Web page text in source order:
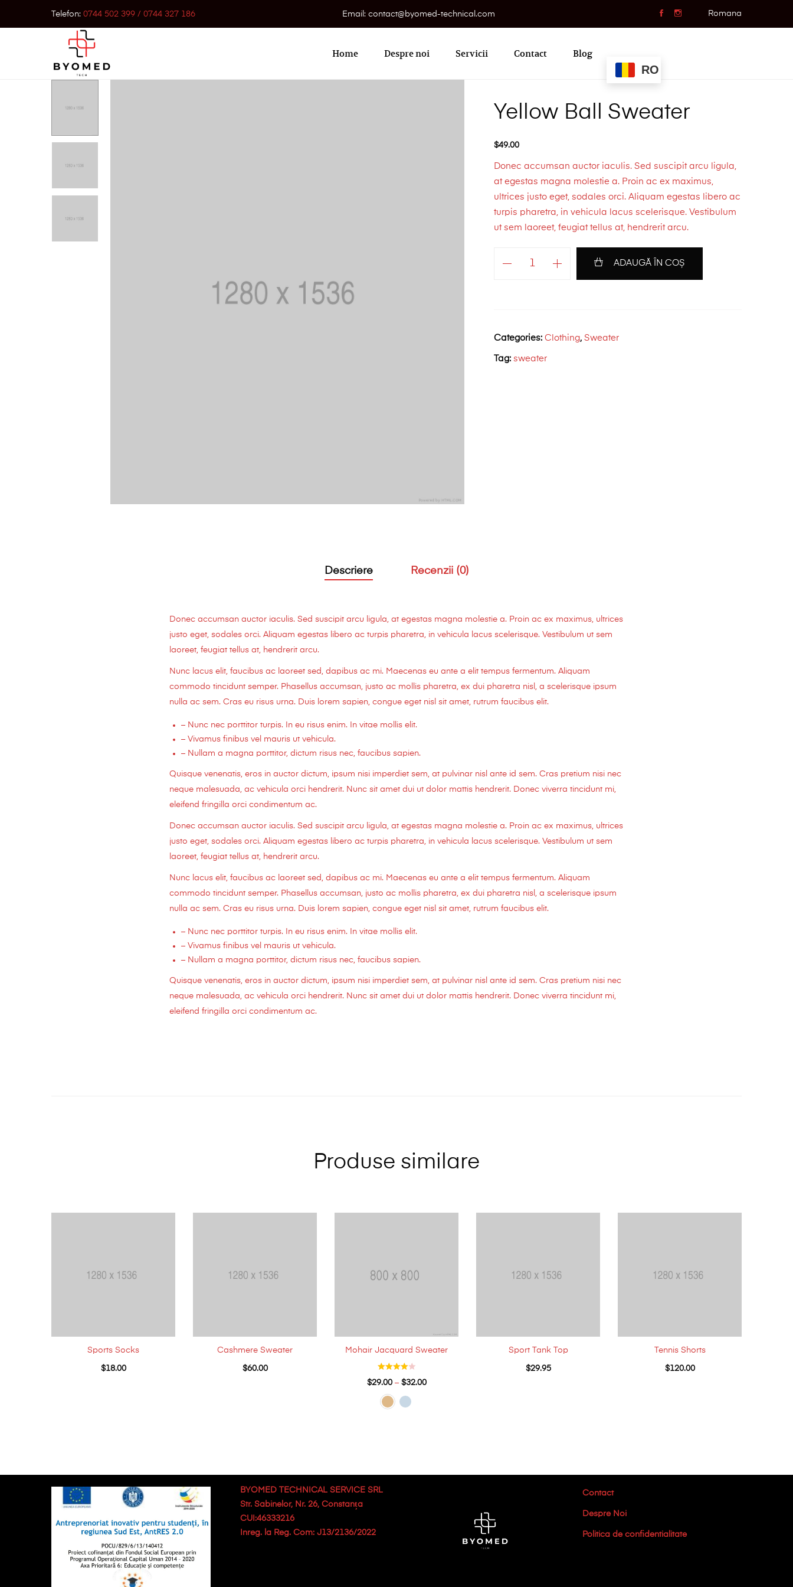
Telefon: 0744 502 399 / 0744 327 186 Email: contact@byomed-technical.com Romana
MenuHome Despre noi Servicii Contact Blog
RO
Yellow Ball Sweater
$49.00
Donec accumsan auctor iaculis. Sed suscipit arcu ligula,
at egestas magna molestie a. Proin ac ex maximus,
ultrices justo eget, sodales orci. Aliquam egestas libero ac
turpis pharetra, in vehicula lacus scelerisque. Vestibulum
ut sem laoreet, feugiat tellus at, hendrerit arcu.
ADAUGĂ ÎN COȘ
Categories: Clothing, Sweater
Tag: sweater
Descriere Recenzii (0)
Donec accumsan auctor iaculis. Sed suscipit arcu ligula, at egestas magna molestie a. Proin ac ex maximus, ultrices
justo eget, sodales orci. Aliquam egestas libero ac turpis pharetra, in vehicula lacus scelerisque. Vestibulum ut sem
laoreet, feugiat tellus at, hendrerit arcu.
Nunc lacus elit, faucibus ac laoreet sed, dapibus ac mi. Maecenas eu ante a elit tempus fermentum. Aliquam
commodo tincidunt semper. Phasellus accumsan, justo ac mollis pharetra, ex dui pharetra nisl, a scelerisque ipsum
nulla ac sem. Cras eu risus urna. Duis lorem sapien, congue eget nisl sit amet, rutrum faucibus elit.
– Nunc nec porttitor turpis. In eu risus enim. In vitae mollis elit.
– Vivamus finibus vel mauris ut vehicula.
– Nullam a magna porttitor, dictum risus nec, faucibus sapien.
Quisque venenatis, eros in auctor dictum, ipsum nisi imperdiet sem, at pulvinar nisl ante id sem. Cras pretium nisi nec
neque malesuada, ac vehicula orci hendrerit. Nunc sit amet dui ut dolor mattis hendrerit. Donec viverra tincidunt mi,
eleifend fringilla orci condimentum ac.
Donec accumsan auctor iaculis. Sed suscipit arcu ligula, at egestas magna molestie a. Proin ac ex maximus, ultrices
justo eget, sodales orci. Aliquam egestas libero ac turpis pharetra, in vehicula lacus scelerisque. Vestibulum ut sem
laoreet, feugiat tellus at, hendrerit arcu.
Nunc lacus elit, faucibus ac laoreet sed, dapibus ac mi. Maecenas eu ante a elit tempus fermentum. Aliquam
commodo tincidunt semper. Phasellus accumsan, justo ac mollis pharetra, ex dui pharetra nisl, a scelerisque ipsum
nulla ac sem. Cras eu risus urna. Duis lorem sapien, congue eget nisl sit amet, rutrum faucibus elit.
– Nunc nec porttitor turpis. In eu risus enim. In vitae mollis elit.
– Vivamus finibus vel mauris ut vehicula.
– Nullam a magna porttitor, dictum risus nec, faucibus sapien.
Quisque venenatis, eros in auctor dictum, ipsum nisi imperdiet sem, at pulvinar nisl ante id sem. Cras pretium nisi nec
neque malesuada, ac vehicula orci hendrerit. Nunc sit amet dui ut dolor mattis hendrerit. Donec viverra tincidunt mi,
eleifend fringilla orci condimentum ac.
Produse similare
Sports Socks
$18.00
Cashmere Sweater
$60.00
Mohair Jacquard Sweater
$29.00– $32.00
Sport Tank Top
$29.95
Tennis Shorts
$120.00
BYOMED TECHNICAL SERVICE SRL
Str. Sabinelor, Nr. 26, Constanța
CUI:46333216
Inreg. la Reg. Com: J13/2136/2022
Contact
Despre Noi
Politica de confidentialitate